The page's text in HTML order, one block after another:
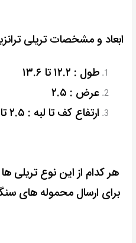
ابعاد و مشخصات تریلی
طول : ۱۲.۲ تا ۱۳.۶
عرض : ۲.۵
ارتفاع کف تا لبه : ۲.۵ تا ۲.۹
هر کدام از این نوع تریلی
برای ارسال محموله های